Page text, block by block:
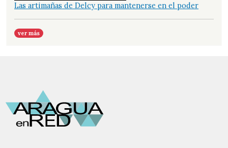
Las artimañas de Delcy para mantenerse en el poder
ver más